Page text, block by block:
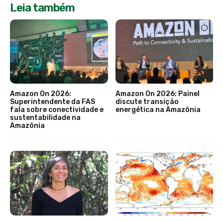
Leia também
Amazon On 2026:
Superintendente da FAS
fala sobre conectividade e
sustentabilidade na
Amazônia
Amazon On 2026: Painel
discute transição
energética na Amazônia